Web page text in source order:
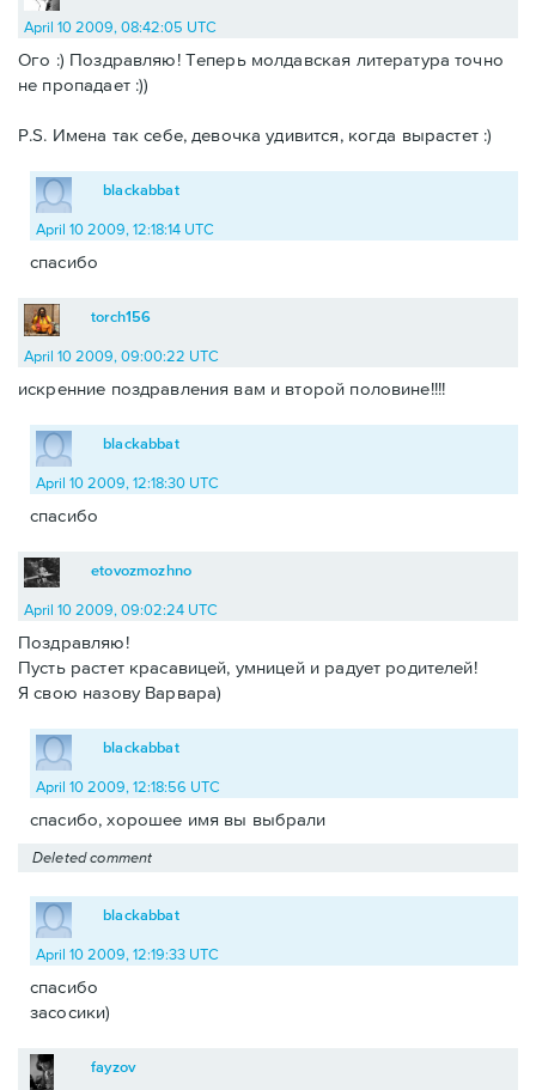
April 10 2009, 08:42:05 UTC
Ого :) Поздравляю! Теперь молдавская литература точно
не пропадает :))
P.S. Имена так себе, девочка удивится, когда вырастет :)
blackabbat
April 10 2009, 12:18:14 UTC
спасибо
torch156
April 10 2009, 09:00:22 UTC
искренние поздравления вам и второй половине!!!!
blackabbat
April 10 2009, 12:18:30 UTC
спасибо
etovozmozhno
April 10 2009, 09:02:24 UTC
Поздравляю!
Пусть растет красавицей, умницей и радует родителей!
Я свою назову Варвара)
blackabbat
April 10 2009, 12:18:56 UTC
спасибо, хорошее имя вы выбрали
Deleted comment
blackabbat
April 10 2009, 12:19:33 UTC
спасибо
засосики)
fayzov